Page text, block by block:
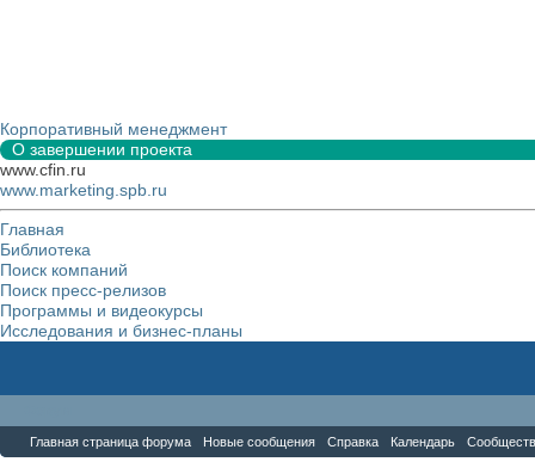
Корпоративный менеджмент
О завершении проекта
www.cfin.ru
www.marketing.spb.ru
Главная
Библиотека
Поиск компаний
Поиск пресс-релизов
Программы и видеокурсы
Исследования и бизнес-планы
Главная страница форума Новые сообщения Справка Календарь